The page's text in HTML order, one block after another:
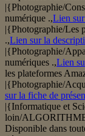
|{Photographie/
numérique .,Lien
|{Photographie/Les
.,Lien sur la
|{Photographie/
numériques .,Lien
les plateformes
|{Photographie/
sur la fiche de
|{Informatique et
loin/
Disponible dans